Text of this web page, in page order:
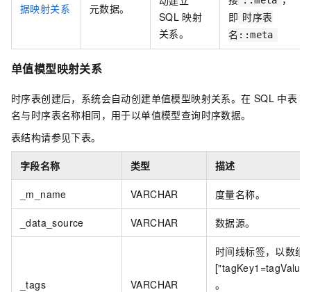
据映射关系
元数据。
SQL 映射
关系。
即 时序表
名::meta
单值模型映射关系
时序表创建后，系统会自动创建单值模型映射关系。在 SQL 中表
名与时序表名称相同，用于以单值模型查询时序数据。
表结构请参见下表。
字段名称 类型 描述
_m_name VARCHAR 度量名称。
_data_source VARCHAR 数据源。
_tags VARCHAR
时间线标签，以数组
。